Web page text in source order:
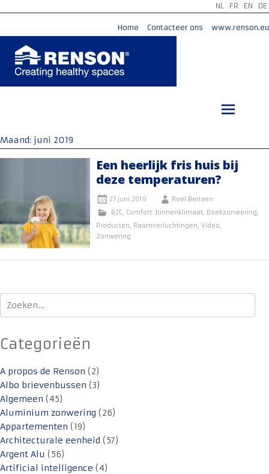
NL FR EN DE
Home Contacteer ons www.renson.eu
Maand: juni 2019
Een heerlijk fris huis bij
deze temperaturen?
27 juni 2019
Roel Berlaen
B2C, Comfort. binnenklimaat, Doekzonwering,
Producten, Raamverluchtingen, Video,
Zonwering
Zoeken
naar:
Categorieën
A propos de Renson (2)
Albo brievenbussen (3)
Algemeen (45)
Aluminium zonwering (26)
Appartementen (19)
Architecturale eenheid (57)
Argent Alu (56)
Artificial intelligence (4)